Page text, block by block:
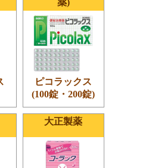
薬)
ピコラックス
(100錠・200錠)
大正製薬